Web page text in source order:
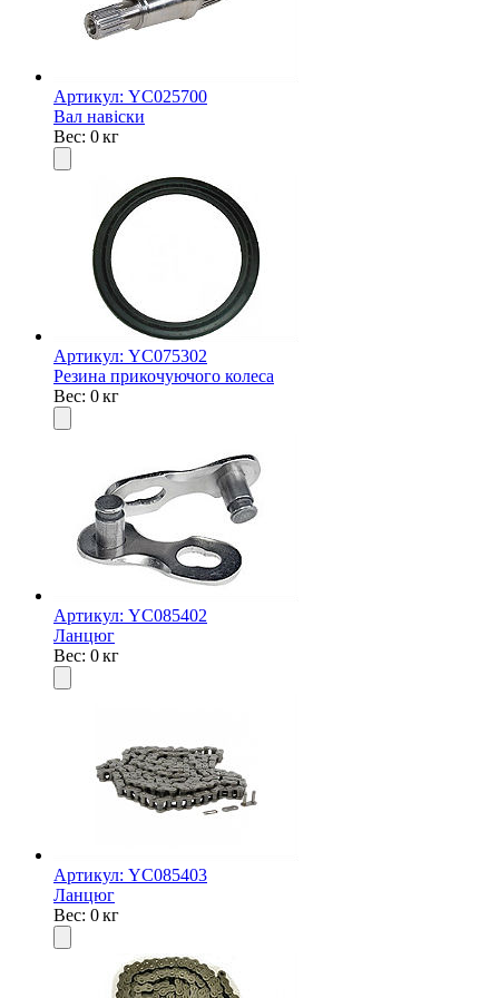
Артикул: YC025700
Вал навіски
Вес: 0 кг
Артикул: YC075302
Резина прикочуючого колеса
Вес: 0 кг
Артикул: YC085402
Ланцюг
Вес: 0 кг
Артикул: YC085403
Ланцюг
Вес: 0 кг